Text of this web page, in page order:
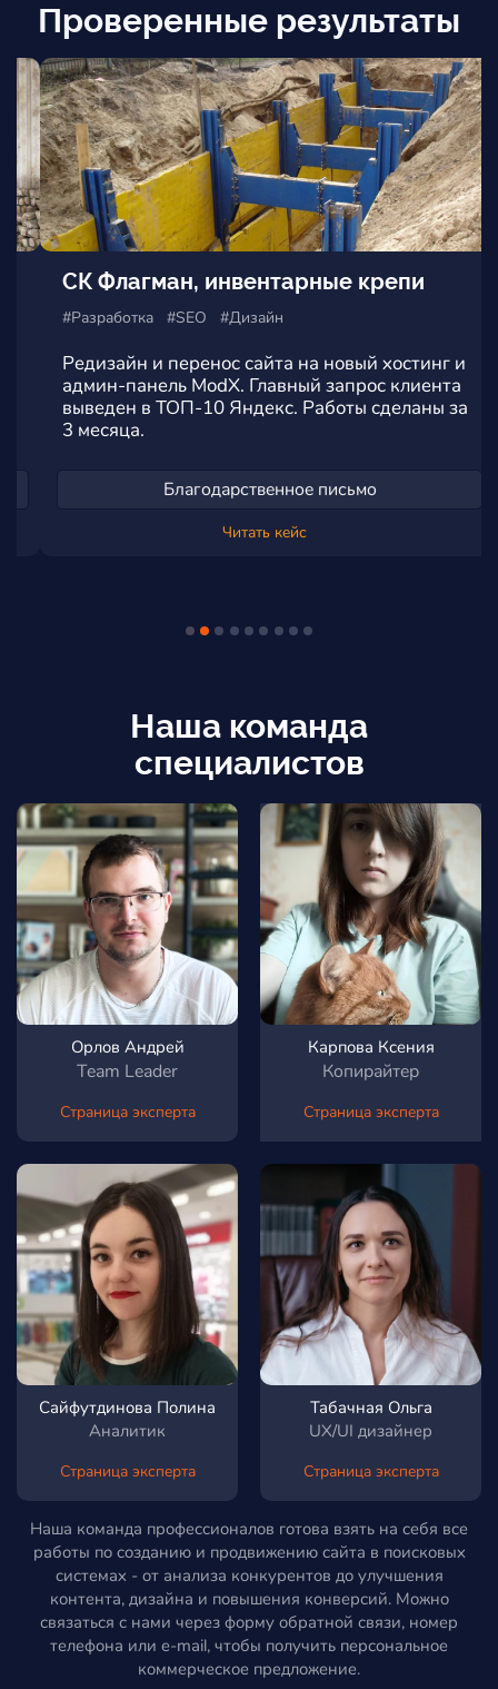
Проверенные результаты
СК Флагман, инвентарные крепи
#Разработка #SEO #Дизайн
Редизайн и перенос сайта на новый хостинг и
админ-панель ModX. Главный запрос клиента
выведен в ТОП-10 Яндекс. Работы сделаны за
3 месяца.
Благодарственное письмо
Читать кейс
Наша команда
специалистов
Орлов Андрей
Team Leader
Страница эксперта
Карпова Ксения
Копирайтер
Страница эксперта
Сайфутдинова Полина
Аналитик
Страница эксперта
Табачная Ольга
UX/UI дизайнер
Страница эксперта
Наша команда профессионалов готова взять на себя все
работы по созданию и продвижению сайта в поисковых
системах - от анализа конкурентов до улучшения
контента, дизайна и повышения конверсий. Можно
связаться с нами через форму обратной связи, номер
телефона или e-mail, чтобы получить персональное
коммерческое предложение.